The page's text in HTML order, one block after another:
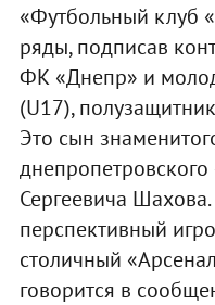
«Футбольный клуб
ряды, подписав
ФК «Днепр» и
(U17),
Это сын
Сергеевича
перспективный
столичный
говорится в